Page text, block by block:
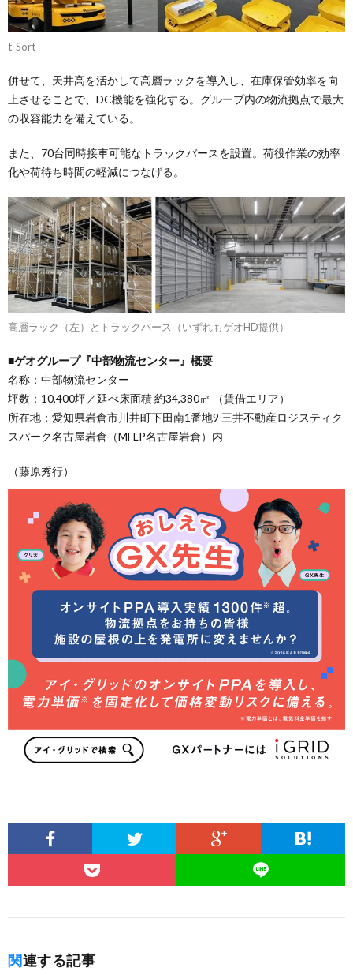
t-Sort
併せて、天井高を活かして高層ラックを導入し、在庫保管効率を向
上させることで、DC機能を強化する。グループ内の物流拠点で最大
の収容能力を備えている。
また、70台同時接車可能なトラックバースを設置。荷役作業の効率
化や荷待ち時間の軽減につなげる。
高層ラック（左）とトラックバース（いずれもゲオHD提供）
■ゲオグループ『中部物流センター』概要
名称：中部物流センター
坪数：10,400坪／延べ床面積 約34,380㎡ （賃借エリア）
所在地：愛知県岩倉市川井町下田南1番地9 三井不動産ロジスティク
スパーク名古屋岩倉（MFLP名古屋岩倉）内
（藤原秀行）
関連する記事